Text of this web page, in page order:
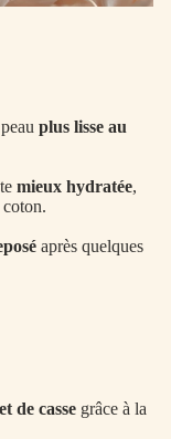
plus lisse au
mieux hydratée,
coton.
après quelques
de casse grâce à la